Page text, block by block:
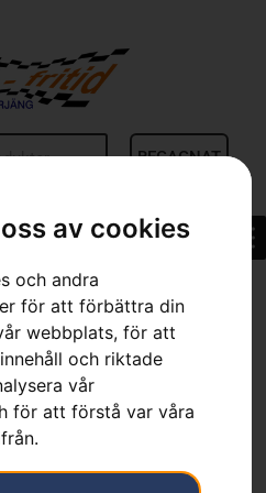
av cookies
och andra
för att förbättra din
webbplats, för att
och riktade
vår
för att förstå var våra
BEGAGNAT
Trimmy SII